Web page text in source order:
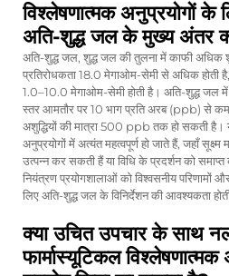
विश्लेषणात्मक अनुप्रयोगों
अति-शुद्ध जल के मुख्य अंतर
अति-शुद्ध जल, शुद्ध जल की तुलना में काफी अधिक
प्रतिरोधकता 18.0 मेगाओम-सेमी से अधिक होती
1.0–10.0 मेगाओम-सेमी होती है। अति-शुद्ध जल में
स्तर आमतौर पर 10 भाग प्रति अरब (ppb) से कम
अशुद्धियों की मात्रा 500 ppb तक हो सकती
अनुप्रयोगों में अत्यंत महत्वपूर्ण हो जाते हैं, जहाँ सूक्ष्म
उत्पन्न कर सकती हैं या विधि के प्रदर्शन को
नियंत्रण प्रयोगशालाओं को विश्वसनीय परिणामों
लिए अति-शुद्ध जल के विनिर्देशन की आवश्यकता
क्या उचित उपचार के साथ
फार्मास्यूटिकल